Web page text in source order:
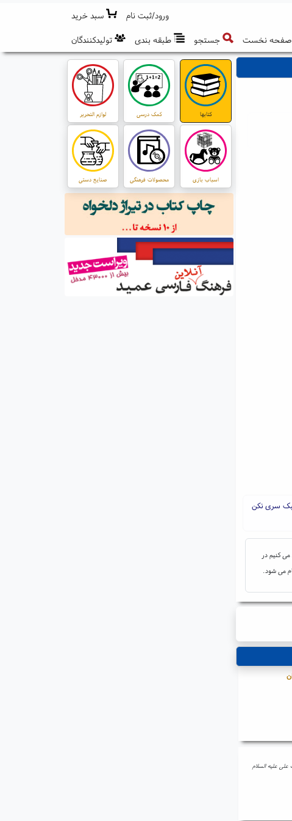
ورود/ثبت نام
سبد خرید
صفحه نخست
جستجو طبقه بندی تولیدکنندگان
سری نکن
کنیم در
می شود.
علی علیه السلام
کتابها کمک درسی لوازم التحریر
اسباب بازی محصولات فرهنگی صنایع دستی